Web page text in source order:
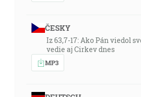
ČESKY
Iz 63,7-17: Ako Pán viedol
vedie aj Cirkev dnes
MP3